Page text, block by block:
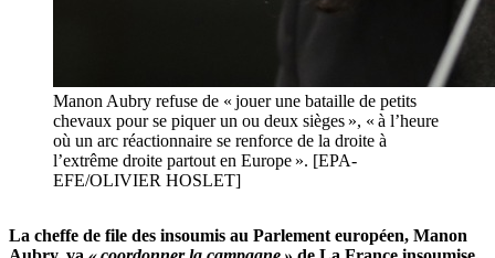
Manon Aubry refuse de « jouer une bataille de petits
chevaux pour se piquer un ou deux sièges », « à l’heure
où un arc réactionnaire se renforce de la droite à
l’extrême droite partout en Europe ». [EPA-
EFE/OLIVIER HOSLET]
La cheffe de file des insoumis au Parlement européen, Manon